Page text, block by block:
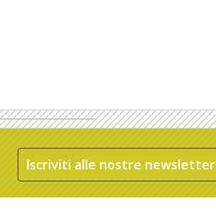
Iscriviti alle nostre newsletter